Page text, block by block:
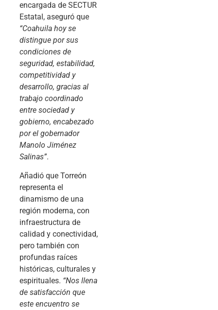
encargada de SECTUR
Estatal, aseguró que
“Coahuila hoy se
distingue por sus
condiciones de
seguridad, estabilidad,
competitividad y
desarrollo, gracias al
trabajo coordinado
entre sociedad y
gobierno, encabezado
por el gobernador
Manolo Jiménez
Salinas”.
Añadió que Torreón
representa el
dinamismo de una
región moderna, con
infraestructura de
calidad y conectividad,
pero también con
profundas raíces
históricas, culturales y
espirituales. “Nos llena
de satisfacción que
este encuentro se